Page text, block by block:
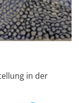
in der